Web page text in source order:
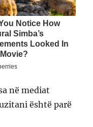
në mediat
është parë